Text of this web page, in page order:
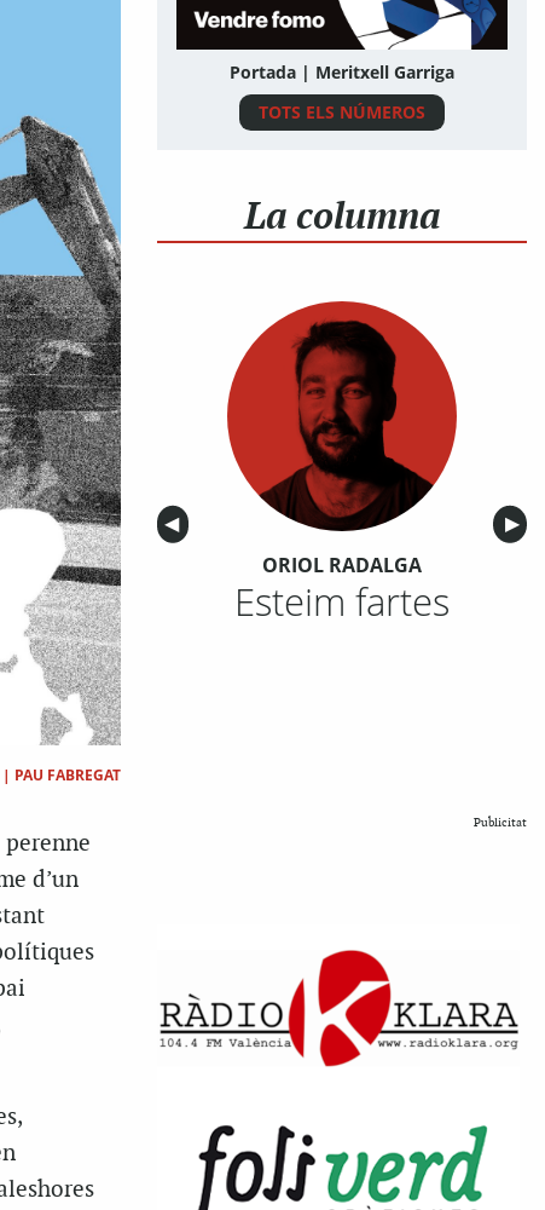
| PAU FABREGAT
d’un
Portada | Meritxell Garriga
TOTS ELS NÚMEROS
La columna
Anterior
◀︎ ▶︎
ORIOL RADALGA
Esteim fartes
Publicitat